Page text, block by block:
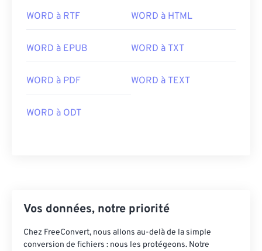
WORD à RTF WORD à HTML
WORD à EPUB WORD à TXT
WORD à PDF WORD à TEXT
WORD à ODT
Vos données, notre priorité
Chez FreeConvert, nous allons au-delà de la simple
conversion de fichiers : nous les protégeons. Notre